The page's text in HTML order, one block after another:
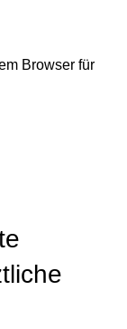
Browser für